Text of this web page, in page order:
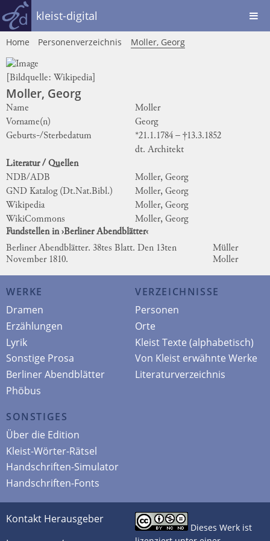
kleist-digital
Home Personenverzeichnis Moller, Georg
[Bildquelle: Wikipedia
Moller, Georg
Name
Moller
Vorname(n)
Georg
Geburts-/Sterbedatum
*21.1.1784 – †13.3.1852
dt. Architekt
Literatur / Quellen
NDB/ADB
Moller, Georg
GND Katalog (Dt.Nat.Bibl.)
Moller, Georg
Wikipedia
Moller, Georg
WikiCommons
Moller, Georg
Fundstellen in ›Berliner Abendblätter‹
Berliner Abendblätter. 38tes Blatt. Den 13ten
November 1810.
Müller
Moller
WERKE
Dramen
Erzählungen
Lyrik
Sonstige Prosa
Berliner Abendblätter
Phöbus
VERZEICHNISSE
Personen
Orte
Kleist Texte (alphabetisch)
Von Kleist erwähnte Werke
Literaturverzeichnis
SONSTIGES
Über die Edition
Kleist-Wörter-Rätsel
Handschriften-Simulator
Handschriften-Fonts
Kontakt Herausgeber
Dieses Werk ist